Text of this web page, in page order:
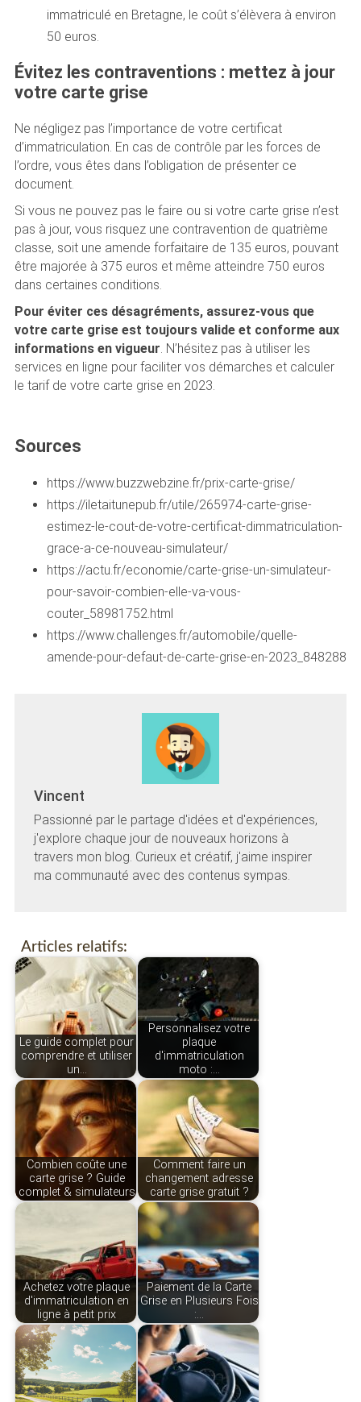
immatriculé en Bretagne, le coût s’élèvera à environ
50 euros.
Évitez les contraventions : mettez à jour
votre carte grise
Ne négligez pas l’importance de votre certificat
d’immatriculation. En cas de contrôle par les forces de
l’ordre, vous êtes dans l’obligation de présenter ce
document.
Si vous ne pouvez pas le faire ou si votre carte grise n’est
pas à jour, vous risquez une contravention de quatrième
classe, soit une amende forfaitaire de 135 euros, pouvant
être majorée à 375 euros et même atteindre 750 euros
dans certaines conditions.
Pour éviter ces désagréments, assurez-vous que
votre carte grise est toujours valide et conforme aux
informations en vigueur. N’hésitez pas à utiliser les
services en ligne pour faciliter vos démarches et calculer
le tarif de votre carte grise en 2023.
Sources
https://www.buzzwebzine.fr/prix-carte-grise/
https://iletaitunepub.fr/utile/265974-carte-grise-
estimez-le-cout-de-votre-certificat-dimmatriculation-
grace-a-ce-nouveau-simulateur/
https://actu.fr/economie/carte-grise-un-simulateur-
pour-savoir-combien-elle-va-vous-
couter_58981752.html
https://www.challenges.fr/automobile/quelle-
amende-pour-defaut-de-carte-grise-en-2023_848288
Vincent
Passionné par le partage d'idées et d'expériences,
j'explore chaque jour de nouveaux horizons à
travers mon blog. Curieux et créatif, j'aime inspirer
ma communauté avec des contenus sympas.
Articles relatifs:
Le guide complet pour
comprendre et utiliser
un…
Personnalisez votre
plaque
d'immatriculation
moto :…
Combien coûte une
carte grise ? Guide
complet & simulateurs
Comment faire un
changement adresse
carte grise gratuit ?
Achetez votre plaque
d'immatriculation en
ligne à petit prix
Paiement de la Carte
Grise en Plusieurs Fois
:…